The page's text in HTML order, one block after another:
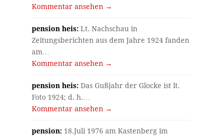
Kommentar ansehen →
pension heis: Lt. Nachschau in
Zeitungsberichten aus dem Jahre 1924 fanden
am…
Kommentar ansehen →
pension heis: Das Gußjahr der Glocke ist lt.
Foto 1924; d. h.…
Kommentar ansehen →
pension: 18.Juli 1976 am Kastenberg im